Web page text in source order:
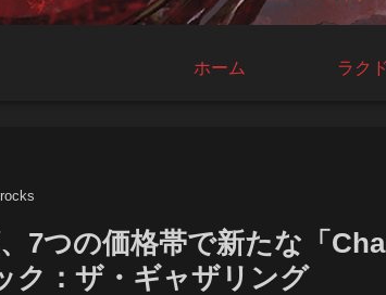
ホーム ラク
7つの価格帯で新たな「
ク：ザ・ギャザリング